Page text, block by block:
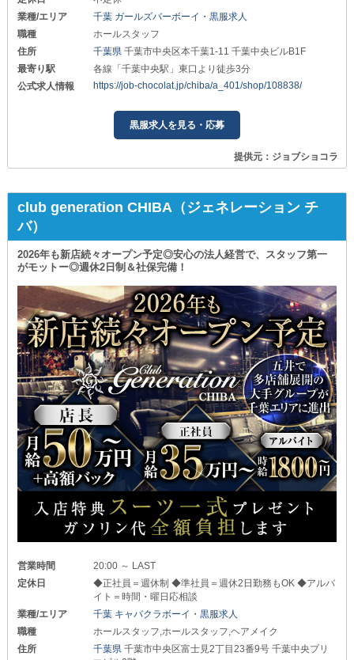
業種/エリア
千葉 ガールズバーボーイ・黒服求人
職種
ホールスタッフ
住所
千葉県千葉市中央区本千葉1-11 千葉中央ビルB1F
最寄り駅
各線「千葉中央駅」東口より徒歩3分
公式求人情報
https://job-chocolat.jp/chiba/a_401/shop/108838/
黒服求人を見る・応募
提供元：ジョブショコラ
club generation CHIBA（ジェネレーション チ
バ）
2026年も新店続々オープン予定◎安心の法人経営で、スタッフ第一
がモットー◎週休2日制＆社保完備！
営業時間
20:00 ～ LAST
定休日
◆正社員＝週休制 ◆準社員＝週休2日勤務もOK ◆アルバ
イト＝時間・曜日応相談
業種/エリア
千葉 キャバクラボーイ・黒服求人
職種
ホールスタッフ,ホールスタッフ,ヘアメイク
住所
千葉県千葉市中央区富士見2丁目23番9号 千葉中央プリ